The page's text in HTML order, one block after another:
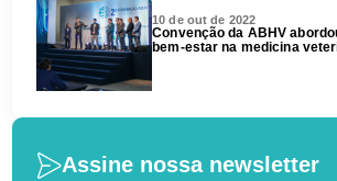
10 de out de 2022
Convenção da ABHV
bem-estar na medicina
Assine nossa newsletter